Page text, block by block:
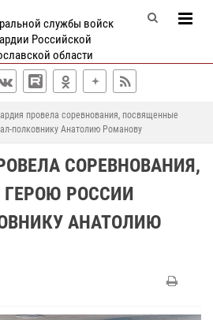
службы войск
Российской
области
провела соревнования, посвященные
полковнику Анатолию Романову
СОРЕВНОВАНИЯ,
РОССИИ
АНАТОЛИЮ